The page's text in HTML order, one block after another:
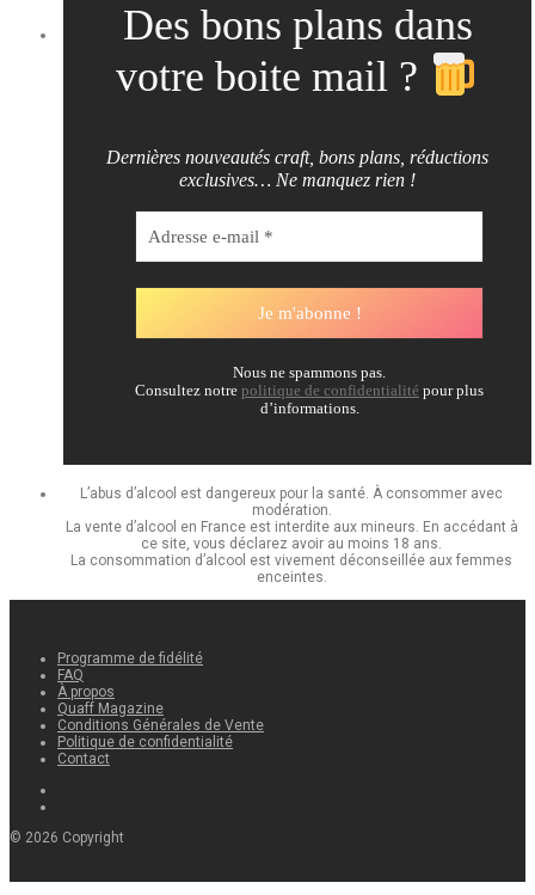
Des bons plans dans
votre boite mail ?
Dernières nouveautés craft, bons plans, réductions
exclusives… Ne manquez rien !
Nous ne spammons pas.
Consultez notre politique de confidentialité pour plus
d’informations.
L’abus d’alcool est dangereux pour la santé. À consommer avec
modération.
La vente d’alcool en France est interdite aux mineurs. En accédant à
ce site, vous déclarez avoir au moins 18 ans.
La consommation d’alcool est vivement déconseillée aux femmes
enceintes.
Programme de fidélité
FAQ
À propos
Quaff Magazine
Conditions Générales de Vente
Politique de confidentialité
Contact
© 2026 Copyright